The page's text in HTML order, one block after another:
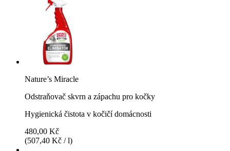
Nature’s Miracle
Odstraňovač skvrn a zápachu pro kočky
Hygienická čistota v kočičí domácnosti
480,00 Kč
(507,40 Kč / l)